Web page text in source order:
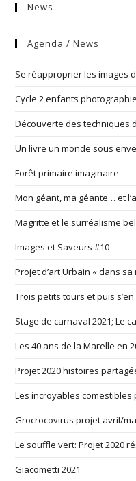
News
Agenda / News
Se réapproprier les images
Cycle 2 enfants photographie
Découverte des techniques
Un livre un monde sous
Forêt primaire imaginaire
Mon géant, ma géante… et
Magritte et le surréalisme
Images et Saveurs #10
Projet d’art Urbain « dans
Trois petits tours et puis
Stage de carnaval 2021; Le
Les 40 ans de la Marelle en
Projet 2020 histoires
Les incroyables comestibles
Grocrocovirus projet avril/
Le souffle vert: Projet 2020
Giacometti 2021